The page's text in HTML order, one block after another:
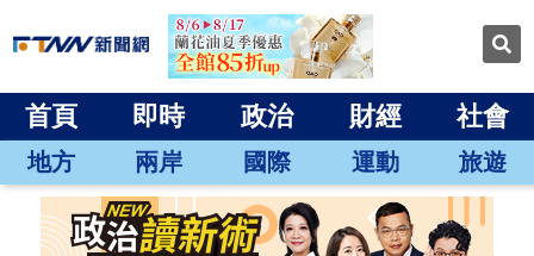
首頁 即時 政治 財經 社會
地方 兩岸 國際 運動 旅遊